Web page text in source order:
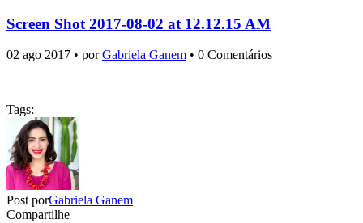
Screen Shot 2017-08-02 at 12.12.15 AM
02 ago 2017 • porGabriela Ganem • 0 Comentários
Tags:
Post porGabriela Ganem
Compartilhe